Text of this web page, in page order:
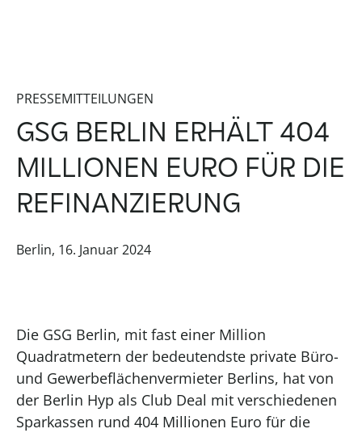
PRESSEMITTEILUNGEN
GSG BERLIN ERHÄLT 404
MILLIONEN EURO FÜR DIE
REFINANZIERUNG
Berlin, 16. Januar 2024
Die GSG Berlin, mit fast einer Million
Quadratmetern der bedeutendste private Büro-
und Gewerbeflächenvermieter Berlins, hat von
der Berlin Hyp als Club Deal mit verschiedenen
Sparkassen rund 404 Millionen Euro für die